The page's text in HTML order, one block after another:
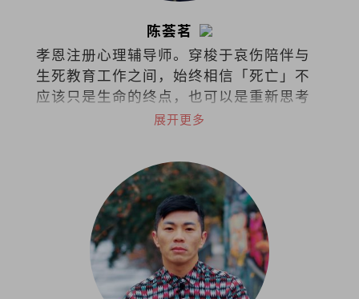
陈荟茗
孝恩注册心理辅导师。穿梭于哀伤陪伴与
生死教育工作之间，始终相信「死亡」不
应该只是生命的终点，也可以是重新思考
与理解生命与关系的起点。
展开更多